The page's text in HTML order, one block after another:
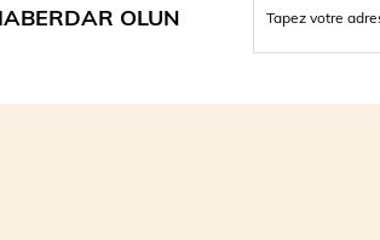
OLUN